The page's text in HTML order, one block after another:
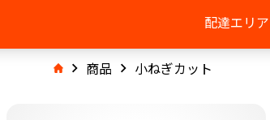
配達エリア
商品 小ねぎカット